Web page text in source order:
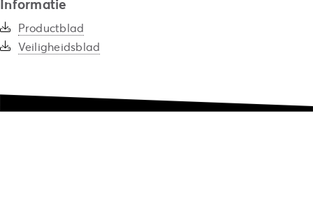
Informatie
Productblad
Veiligheidsblad